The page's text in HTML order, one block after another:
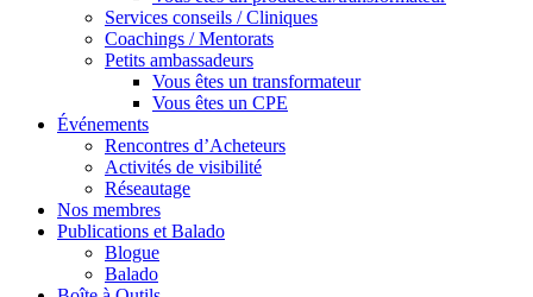
Services conseils / Cliniques
Coachings / Mentorats
Petits ambassadeurs
Vous êtes un transformateur
Vous êtes un CPE
Événements
Rencontres d’Acheteurs
Activités de visibilité
Réseautage
Nos membres
Publications et Balado
Blogue
Balado